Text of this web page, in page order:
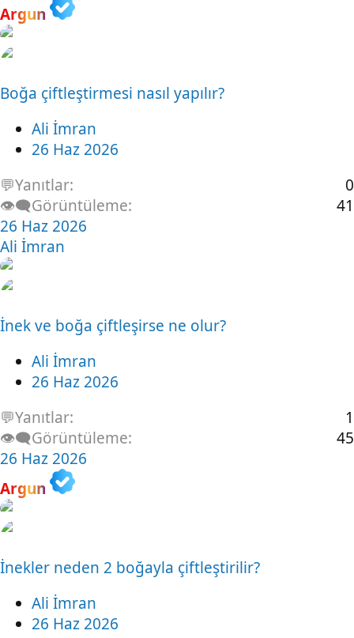
Argun
Boğa çiftleştirmesi nasıl yapılır?
Ali İmran
26 Haz 2026
💬Yanıtlar
0
👁️‍🗨️Görüntüleme
41
26 Haz 2026
Ali İmran
İnek ve boğa çiftleşirse ne olur?
Ali İmran
26 Haz 2026
💬Yanıtlar
1
👁️‍🗨️Görüntüleme
45
26 Haz 2026
Argun
İnekler neden 2 boğayla çiftleştirilir?
Ali İmran
26 Haz 2026